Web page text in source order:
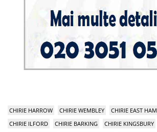
CHIRIE HARROW CHIRIE WEMBLEY CHIRIE EAST HAM
CHIRIE ILFORD
CHIRIE BARKING CHIRIE KINGSBURY